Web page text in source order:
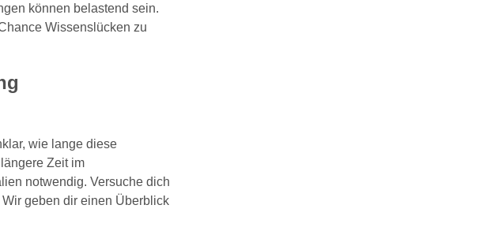
können belastend sein.
Wissenslücken zu
wie lange diese
Zeit im
notwendig. Versuche dich
geben dir einen Überblick